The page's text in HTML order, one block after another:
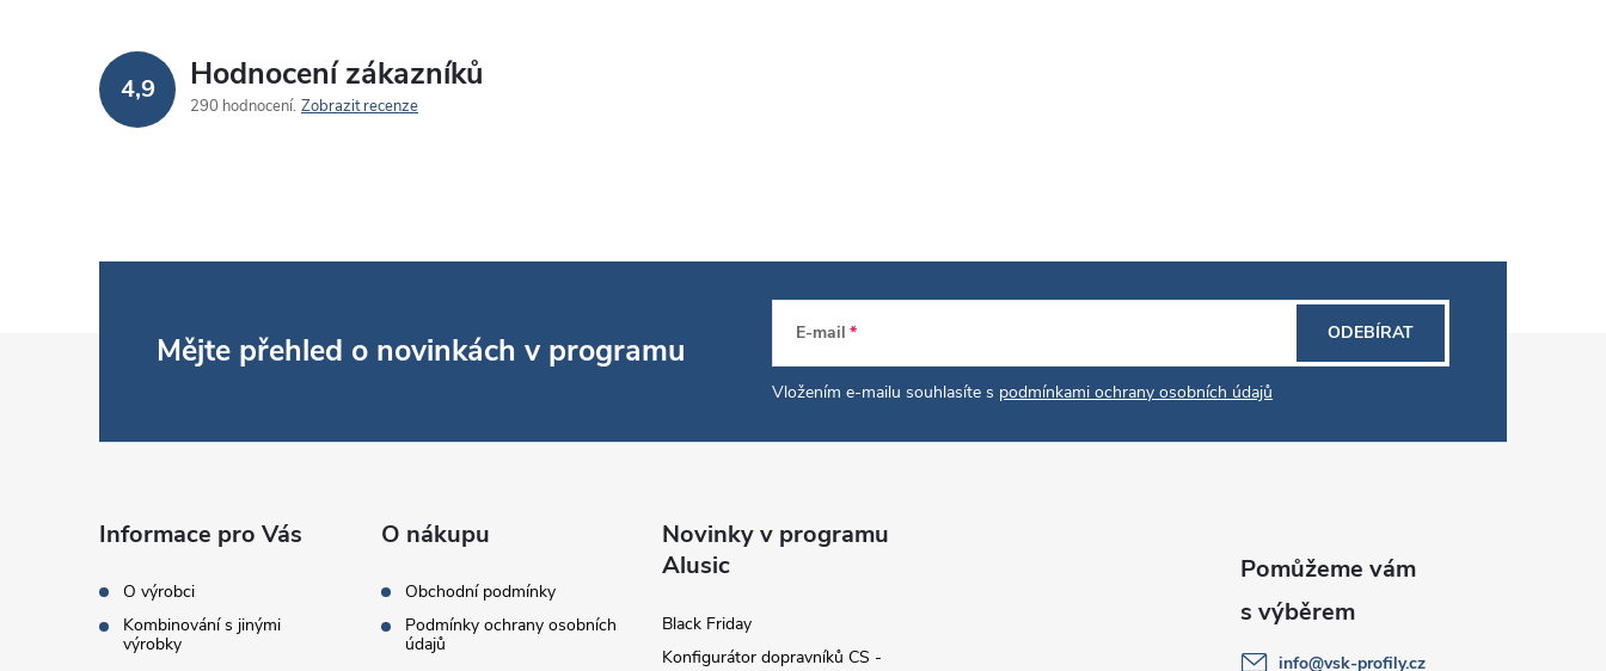
4,9 Hodnocení zákazníků
290 hodnocení Zobrazit recenze
Mějte přehled o novinkách v programu E-mail
Vložením e-mailu souhlasíte s podmínkami ochrany osobních údajů
ODEBÍRAT
Informace pro Vás
O výrobci
Kombinování s jinými
výrobky
O nákupu
Obchodní podmínky
Podmínky ochrany osobních
údajů
Novinky v programu
Alusic
Black Friday
Konfigurátor dopravníků CS -
info@vsk-profily.cz